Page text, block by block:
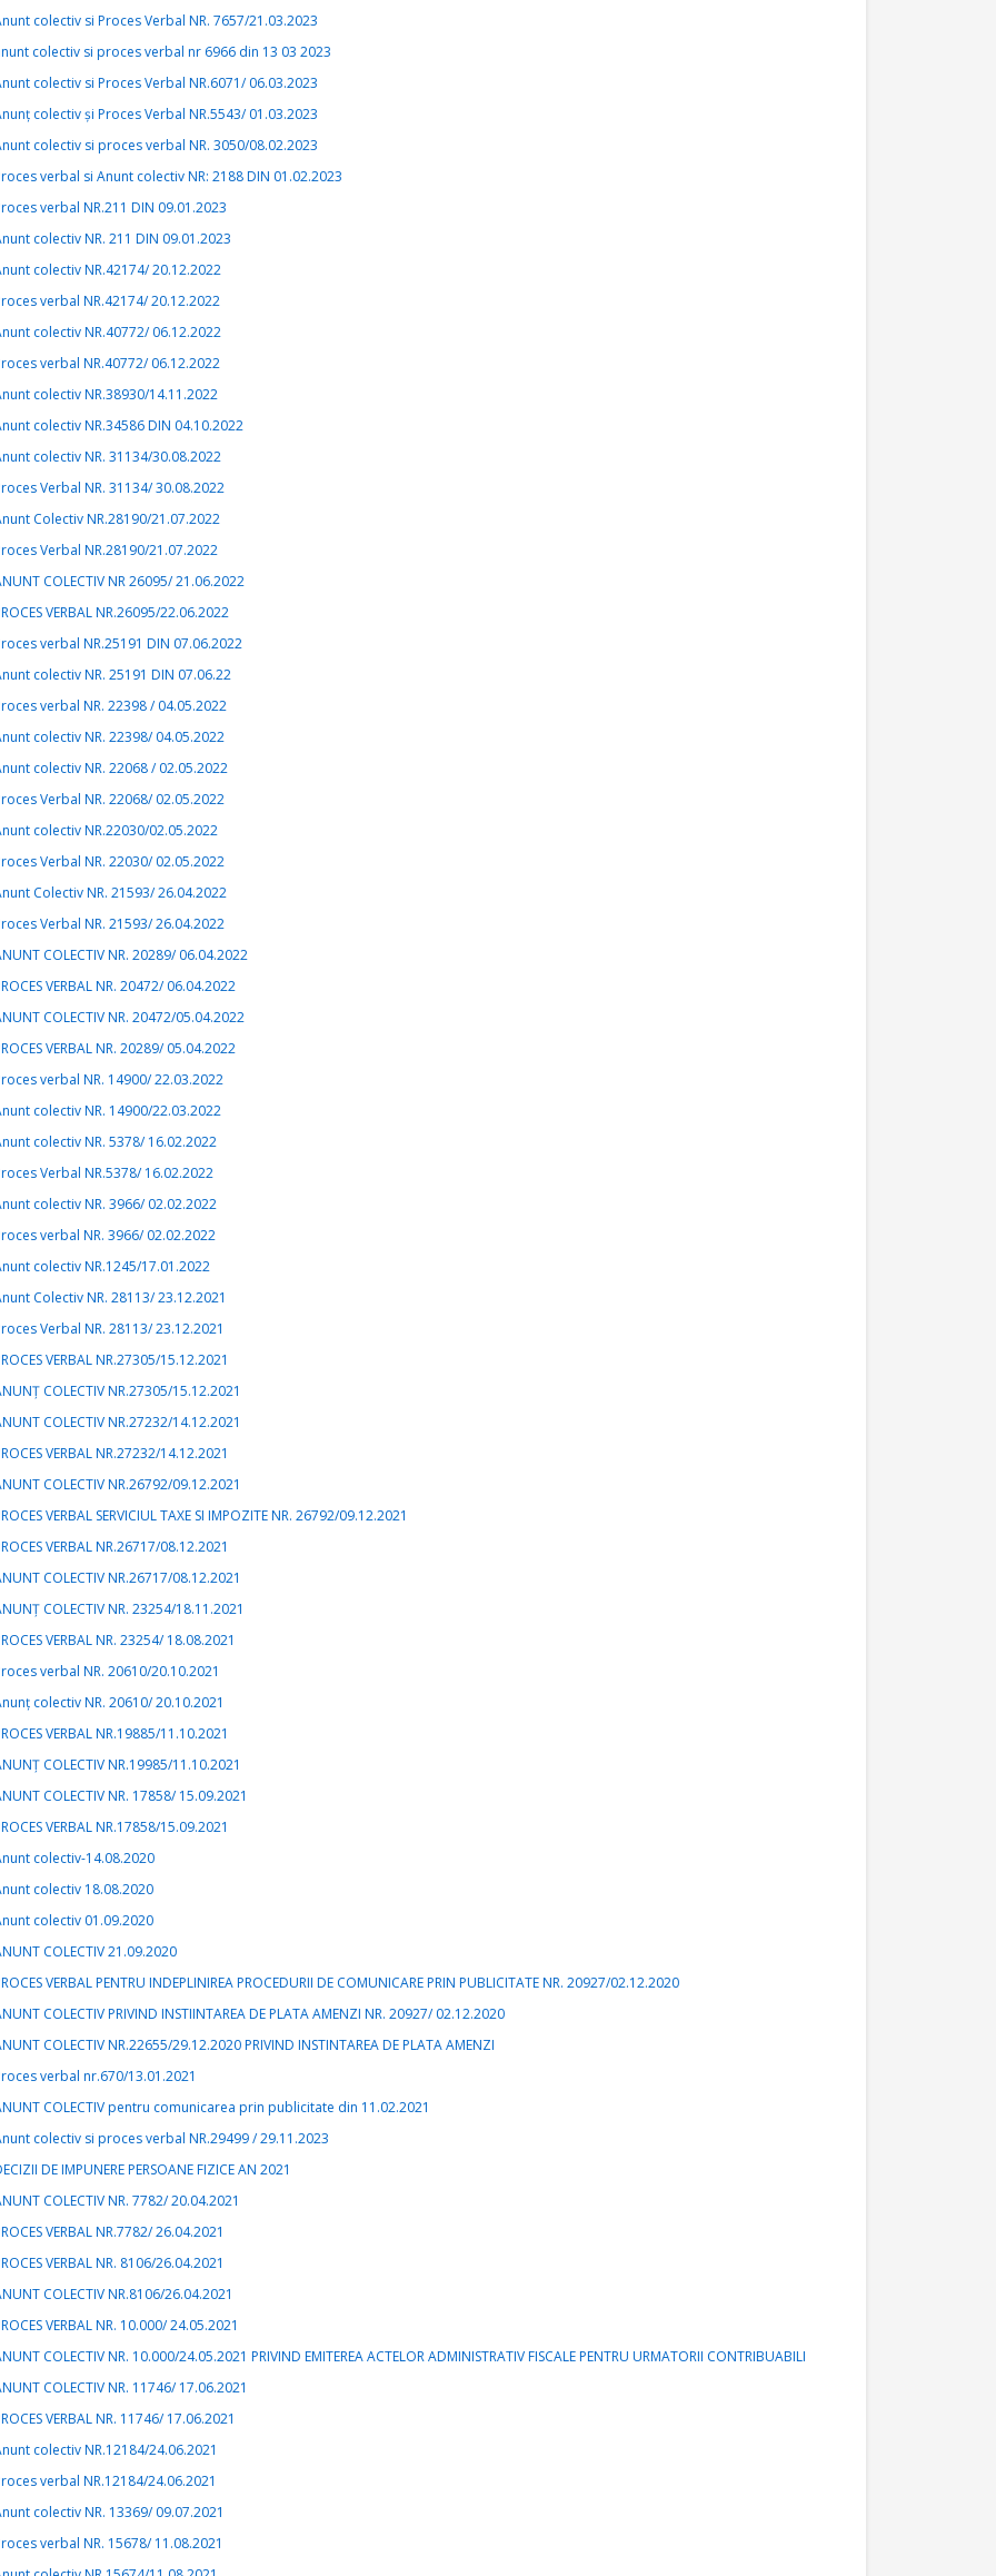
colectiv si Proces Verbal NR. 7657/21.03.2023
colectiv si proces verbal nr 6966 din 13 03 2023
colectiv si Proces Verbal NR.6071/ 06.03.2023
colectiv și Proces Verbal NR.5543/ 01.03.2023
colectiv si proces verbal NR. 3050/08.02.2023
verbal si Anunt colectiv NR: 2188 DIN 01.02.2023
verbal NR.211 DIN 09.01.2023
colectiv NR. 211 DIN 09.01.2023
colectiv NR.42174/ 20.12.2022
verbal NR.42174/ 20.12.2022
colectiv NR.40772/ 06.12.2022
verbal NR.40772/ 06.12.2022
colectiv NR.38930/14.11.2022
colectiv NR.34586 DIN 04.10.2022
colectiv NR. 31134/30.08.2022
Verbal NR. 31134/ 30.08.2022
Colectiv NR.28190/21.07.2022
Verbal NR.28190/21.07.2022
COLECTIV NR 26095/ 21.06.2022
VERBAL NR.26095/22.06.2022
verbal NR.25191 DIN 07.06.2022
colectiv NR. 25191 DIN 07.06.22
verbal NR. 22398 / 04.05.2022
colectiv NR. 22398/ 04.05.2022
colectiv NR. 22068 / 02.05.2022
Verbal NR. 22068/ 02.05.2022
colectiv NR.22030/02.05.2022
Verbal NR. 22030/ 02.05.2022
Colectiv NR. 21593/ 26.04.2022
Verbal NR. 21593/ 26.04.2022
COLECTIV NR. 20289/ 06.04.2022
VERBAL NR. 20472/ 06.04.2022
COLECTIV NR. 20472/05.04.2022
VERBAL NR. 20289/ 05.04.2022
verbal NR. 14900/ 22.03.2022
colectiv NR. 14900/22.03.2022
colectiv NR. 5378/ 16.02.2022
Verbal NR.5378/ 16.02.2022
colectiv NR. 3966/ 02.02.2022
verbal NR. 3966/ 02.02.2022
colectiv NR.1245/17.01.2022
Colectiv NR. 28113/ 23.12.2021
Verbal NR. 28113/ 23.12.2021
VERBAL NR.27305/15.12.2021
COLECTIV NR.27305/15.12.2021
COLECTIV NR.27232/14.12.2021
VERBAL NR.27232/14.12.2021
COLECTIV NR.26792/09.12.2021
VERBAL SERVICIUL TAXE SI IMPOZITE NR. 26792/09.12.2021
VERBAL NR.26717/08.12.2021
COLECTIV NR.26717/08.12.2021
COLECTIV NR. 23254/18.11.2021
VERBAL NR. 23254/ 18.08.2021
verbal NR. 20610/20.10.2021
colectiv NR. 20610/ 20.10.2021
VERBAL NR.19885/11.10.2021
COLECTIV NR.19985/11.10.2021
COLECTIV NR. 17858/ 15.09.2021
VERBAL NR.17858/15.09.2021
colectiv-14.08.2020
colectiv 18.08.2020
colectiv 01.09.2020
COLECTIV 21.09.2020
VERBAL PENTRU INDEPLINIREA PROCEDURII DE COMUNICARE PRIN PUBLICITATE NR. 20927/02.12.2020
COLECTIV PRIVIND INSTIINTAREA DE PLATA AMENZI NR. 20927/ 02.12.2020
COLECTIV NR.22655/29.12.2020 PRIVIND INSTINTAREA DE PLATA AMENZI
verbal nr.670/13.01.2021
COLECTIV pentru comunicarea prin publicitate din 11.02.2021
colectiv si proces verbal NR.29499 / 29.11.2023
DE IMPUNERE PERSOANE FIZICE AN 2021
COLECTIV NR. 7782/ 20.04.2021
VERBAL NR.7782/ 26.04.2021
VERBAL NR. 8106/26.04.2021
COLECTIV NR.8106/26.04.2021
VERBAL NR. 10.000/ 24.05.2021
COLECTIV NR. 10.000/24.05.2021 PRIVIND EMITEREA ACTELOR ADMINISTRATIV FISCALE PENTRU URMATORII CONTRIBUABILI
COLECTIV NR. 11746/ 17.06.2021
VERBAL NR. 11746/ 17.06.2021
colectiv NR.12184/24.06.2021
verbal NR.12184/24.06.2021
colectiv NR. 13369/ 09.07.2021
verbal NR. 15678/ 11.08.2021